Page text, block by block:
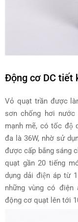
Động cơ DC tiết
Vỏ quạt trần được
sơn chống hơi
mạnh mẽ, có tốc độ
đa là 36W, nhờ sử
được cấp bắng sáng
quạt gần 20 tiếng
dụng dải điện áp từ
những vùng có điện
động cơ quạt lên tới